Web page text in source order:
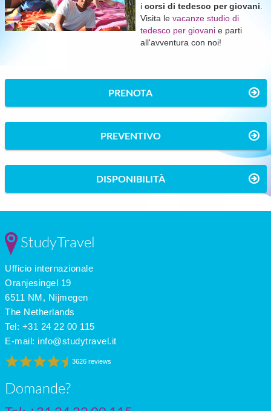
i corsi di tedesco per giovani
Visita le vacanze studio di
tedesco per giovani e parti
all'avventura con noi!
PRENOTA
PREVENTIVO
DISPONIBILITÀ
StudyTravel
Ufficio internazionale
Oranjesingel 19
6511 NM, Nijmegen
The Netherlands
Tel: +31 24 22 00 115
E-mail: info@studytravel.it
3626 reviews
Domande?